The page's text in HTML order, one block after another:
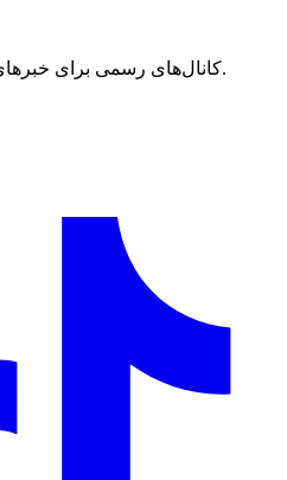
کانال‌های رسمی برای خبرهای فوری، کلیپ‌ها و تازه‌سازی‌ها.